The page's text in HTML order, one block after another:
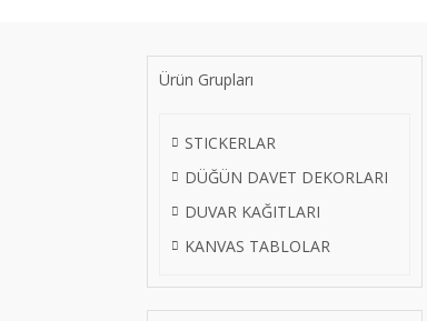
Ürün Grupları
STICKERLAR
DÜĞÜN DAVET DEKORLARI
DUVAR KAĞITLARI
KANVAS TABLOLAR